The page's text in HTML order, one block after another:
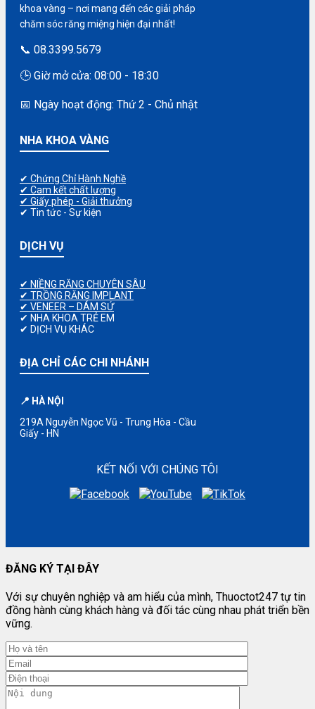
khoa vàng – nơi mang đến các giải pháp
chăm sóc răng miệng hiện đại nhất!
📞 08.3399.5679
🕒 Giờ mở cửa: 08:00 - 18:30
📅 Ngày hoạt động: Thứ 2 - Chủ nhật
NHA KHOA VÀNG
✔ Chứng Chỉ Hành Nghề
✔ Cam kết chất lượng
✔ Giấy phép - Giải thưởng
✔ Tin tức - Sự kiện
DỊCH VỤ
✔ NIỀNG RĂNG CHUYÊN SÂU
✔ TRỒNG RĂNG IMPLANT
✔ VENEER – DÁM SỨ
✔ NHA KHOA TRẺ EM
✔ DỊCH VỤ KHÁC
ĐỊA CHỈ CÁC CHI NHÁNH
📍 HÀ NỘI
219A Nguyễn Ngọc Vũ - Trung Hòa - Cầu
Giấy - HN
KẾT NỐI VỚI CHÚNG TÔI
ĐĂNG KÝ TẠI ĐÂY
Với sự chuyên nghiệp và am hiểu của mình, Thuoctot247 tự tin
đồng hành cùng khách hàng và đối tác cùng nhau phát triển bền
vững.